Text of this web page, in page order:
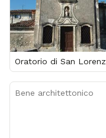
Oratorio di San
Bene architettonico